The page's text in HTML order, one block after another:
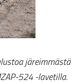
järeimmästä
524 -lavetilla.